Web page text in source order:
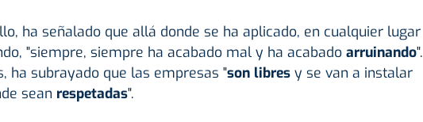
ha señalado que allá donde se ha aplicado, en cualquier lugar
"siempre, siempre ha acabado mal y ha acabado arruinando".
ha subrayado que las empresas "son libresy se van a instalar
sean respetadas".